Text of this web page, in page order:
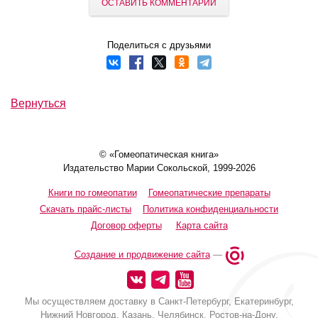
ОСТАВИТЬ КОММЕНТАРИЙ
Поделиться с друзьями
Вернуться
© «Гомеопатическая книга»
Издательство Марии Сокольской, 1999-2026
Книги по гомеопатии
Гомеопатические препараты
Скачать прайс-листы
Политика конфиденциальности
Договор оферты
Карта сайта
Создание и продвижение сайта—
Мы осуществляем доставку в Санкт-Петербург, Екатеринбург,
Нижний Новгород, Казань, Челябинск, Ростов-на-Дону,